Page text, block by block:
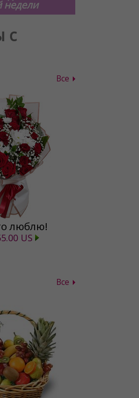
недели
с
Все
люблю!
US
Все